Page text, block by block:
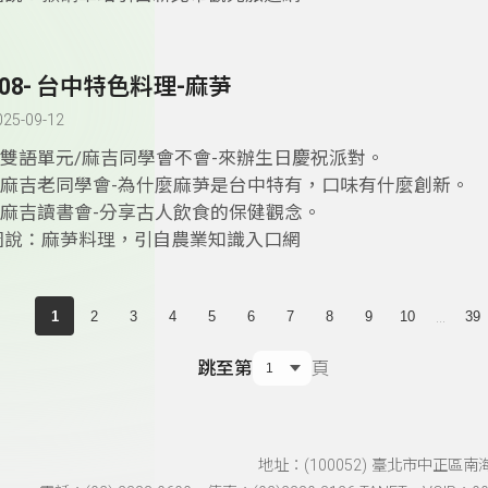
台中特色料理-麻芛
09-12
語單元/麻吉同學會不會-來辦生日慶祝派對。
吉老同學會-為什麼麻芛是台中特有，口味有什麼創新。
吉讀書會-分享古人飲食的保健觀念。
說：麻芛料理，引自農業知識入口網
1 2 3 4 5 6 7 8 9 10 39
跳至第 頁
地址：(100052) 臺北市中正區南